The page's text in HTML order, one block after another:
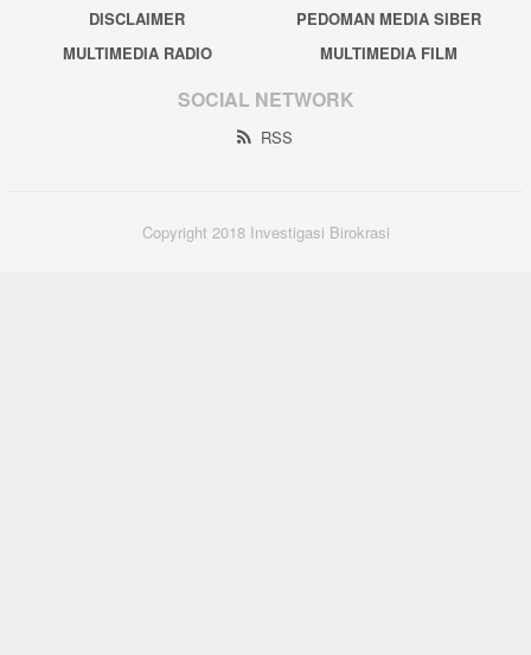
DISCLAIMER
PEDOMAN MEDIA SIBER
MULTIMEDIA RADIO
MULTIMEDIA FILM
SOCIAL NETWORK
RSS
Copyright 2018 Investigasi Birokrasi